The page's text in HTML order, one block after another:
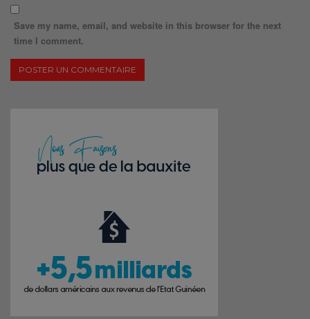
Save my name, email, and website in this browser for the next
time I comment.